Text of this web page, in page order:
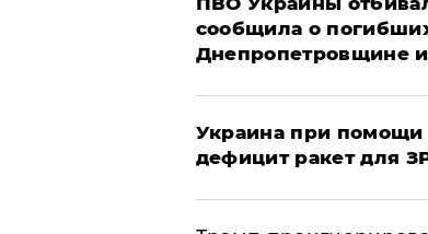
сообщила о
Днепропетровщине
Украина при помощи
дефицит ракет для